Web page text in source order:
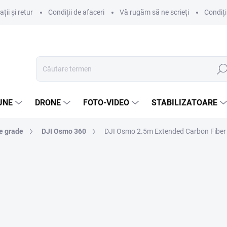
și retur Condiții de afaceri Vă rugăm să ne scrieți
DRONE FOTO-VIDEO STABILIZATOARE
grade DJI Osmo 360 DJI Osmo 2.5m Extended Carbon